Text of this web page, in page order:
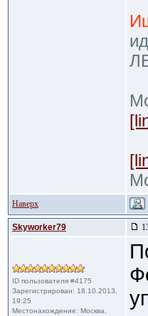
Наверх
Skyworker79
ID пользователя #4175
Зарегистрирован: 18.10.2013,
19:25
Местонахождение: Москва,